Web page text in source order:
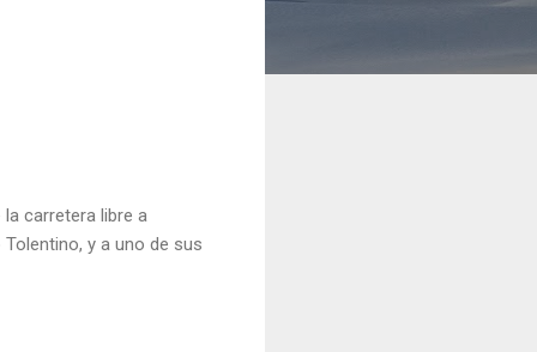
carretera libre a
y a uno de sus